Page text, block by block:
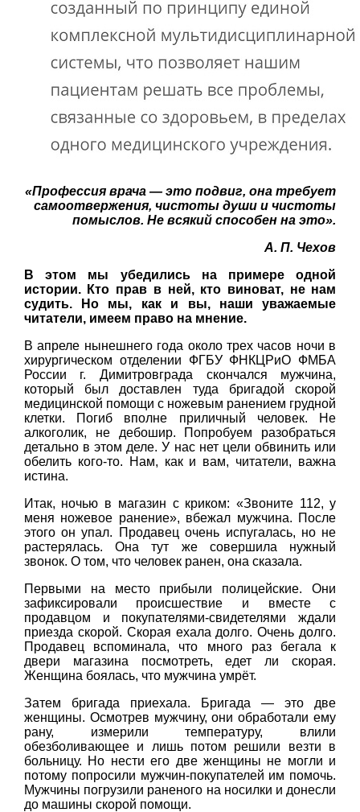
«Профессия врача — это подвиг, она требует
самоотвержения, чистоты души и чистоты
помыслов. Не всякий способен на это».
А. П. Чехов
В этом мы убедились на примере одной
истории. Кто прав в ней, кто виноват, не нам
судить. Но мы, как и вы, наши уважаемые
читатели, имеем право на мнение.
В апреле нынешнего года около трех часов ночи в
хирургическом отделении ФГБУ ФНКЦРиО ФМБА
России г. Димитровграда скончался мужчина,
который был доставлен туда бригадой скорой
медицинской помощи с ножевым ранением грудной
клетки. Погиб вполне приличный человек. Не
алкоголик, не дебошир. Попробуем разобраться
детально в этом деле. У нас нет цели обвинить или
обелить кого-то. Нам, как и вам, читатели, важна
истина.
Итак, ночью в магазин с криком: «Звоните 112, у
меня ножевое ранение», вбежал мужчина. После
этого он упал. Продавец очень испугалась, но не
растерялась. Она тут же совершила нужный
звонок. О том, что человек ранен, она сказала.
Первыми на место прибыли полицейские. Они
зафиксировали происшествие и вместе с
продавцом и покупателями-свидетелями ждали
приезда скорой. Скорая ехала долго. Очень долго.
Продавец вспоминала, что много раз бегала к
двери магазина посмотреть, едет ли скорая.
Женщина боялась, что мужчина умрёт.
Затем бригада приехала. Бригада — это две
женщины. Осмотрев мужчину, они обработали ему
рану, измерили температуру, влили
обезболивающее и лишь потом решили везти в
больницу. Но нести его две женщины не могли и
потому попросили мужчин-покупателей им помочь.
Мужчины погрузили раненого на носилки и донесли
до машины скорой помощи.